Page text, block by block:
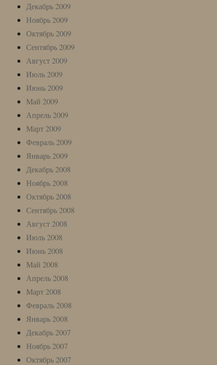
Декабрь 2009
Ноябрь 2009
Октябрь 2009
Сентябрь 2009
Август 2009
Июль 2009
Июнь 2009
Май 2009
Апрель 2009
Март 2009
Февраль 2009
Январь 2009
Декабрь 2008
Ноябрь 2008
Октябрь 2008
Сентябрь 2008
Август 2008
Июль 2008
Июнь 2008
Май 2008
Апрель 2008
Март 2008
Февраль 2008
Январь 2008
Декабрь 2007
Ноябрь 2007
Октябрь 2007